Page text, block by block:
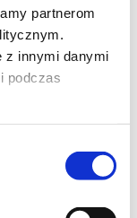
partnerom
z innymi danymi
podczas